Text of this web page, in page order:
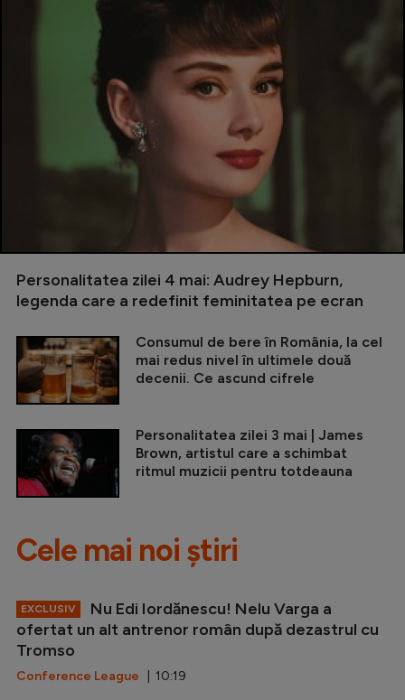
Personalitatea zilei 4 mai: Audrey Hepburn,
legenda care a redefinit feminitatea pe ecran
Consumul de bere în România, la cel
mai redus nivel în ultimele două
decenii. Ce ascund cifrele
Personalitatea zilei 3 mai | James
Brown, artistul care a schimbat
ritmul muzicii pentru totdeauna
Cele mai noi știri
EXCLUSIV
Nu Edi Iordănescu! Nelu Varga a
ofertat un alt antrenor român după dezastrul cu
Tromso
Conference League | 10:19